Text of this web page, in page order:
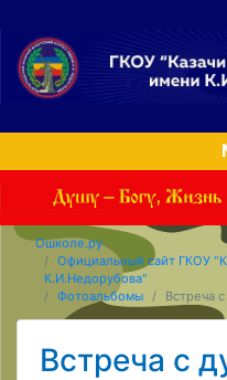
Ошколе.ру
Официальный сайт ГКОУ
К.И.Недорубова"
Фотоальбомы
Встреча
Встреча с